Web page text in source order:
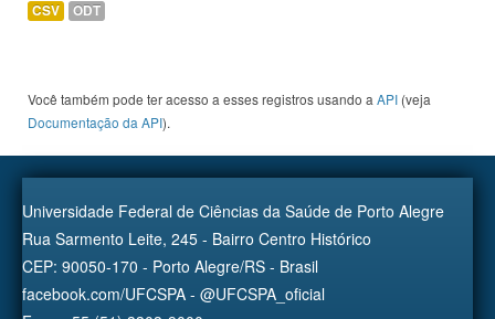
CSV ODT
Você também pode ter acesso a esses registros usando a API (veja
Documentação da API).
Universidade Federal de Ciências da Saúde de Porto Alegre
Rua Sarmento Leite, 245 - Bairro Centro Histórico
CEP: 90050-170 - Porto Alegre/RS - Brasil
facebook.com/UFCSPA - @UFCSPA_oficial